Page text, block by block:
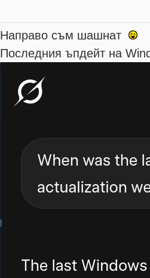
Направо съм шашнат
Последния ъпдейт на